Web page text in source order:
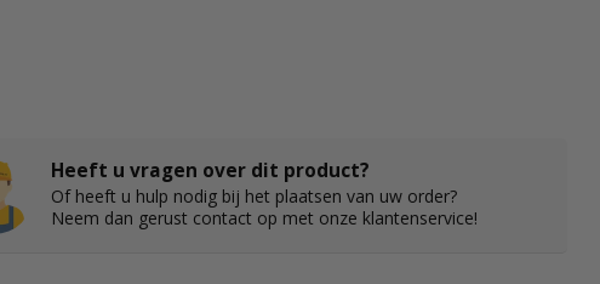
Heeft u vragen over dit product?
Of heeft u hulp nodig bij het plaatsen van uw order?
Neem dan gerust contact op met onze klantenservice!